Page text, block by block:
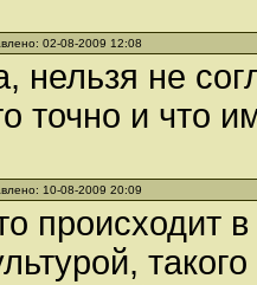
02-08-2009 12:08
нельзя не
точно и что
10-08-2009 20:09
происходит